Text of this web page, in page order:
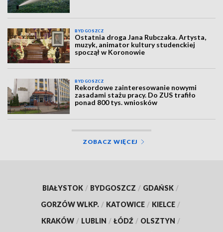
BYDGOSZCZ
Ostatnia droga Jana Rubczaka. Artysta,
muzyk, animator kultury studenckiej
spoczął w Koronowie
BYDGOSZCZ
Rekordowe zainteresowanie nowymi
zasadami stażu pracy. Do ZUS trafiło
ponad 800 tys. wniosków
ZOBACZ WIĘCEJ
BIAŁYSTOK / BYDGOSZCZ / GDAŃSK /
GORZÓW WLKP. / KATOWICE / KIELCE /
KRAKÓW / LUBLIN / ŁÓDŹ / OLSZTYN /